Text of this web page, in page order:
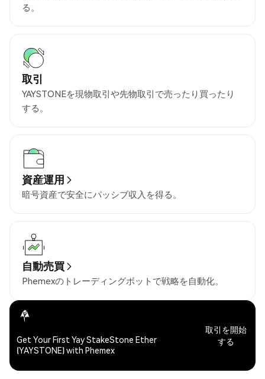
る。
取引
YAYSTONEを現物取引や先物取引で売ったり買ったり
する。
資産運用
暗号資産で安全にパッシブ収入を得る。
自動売買
Phemexのトレーディングボットで戦略を自動化。
Get Your First Yay StakeStone Ether
(YAYSTONE) with Phemex
取引を開始
する